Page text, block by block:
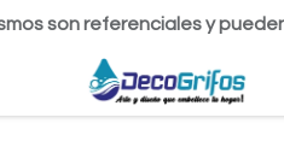
son referenciales y